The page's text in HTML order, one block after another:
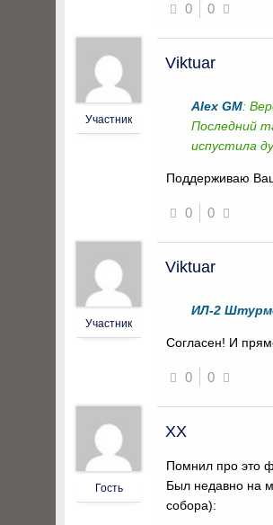
0 0
Участник
Viktuar
Alex GM:
Последний
испустила
Поддерживаю
0 0
Участник
Viktuar
ИЛ-2
Согласен! И
0 0
Гость
XX
Помнил про это
Был недавно на
собора):